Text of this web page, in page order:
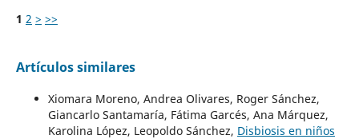
1 2 > >>
Artículos similares
Xiomara Moreno, Andrea Olivares, Roger Sánchez,
Giancarlo Santamaría, Fátima Garcés, Ana Márquez,
Karolina López, Leopoldo Sánchez, Disbiosis en niños